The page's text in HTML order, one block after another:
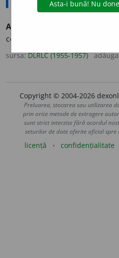
AFECTIVIT
comportare emotivă,
sursa:DLRLC (1955-1957)
Copyright © 2004-2026
Preluarea, stocarea sau utilizarea
prin orice metode de extragere
sunt strict interzise fără acordul
seturilor de date oferite oficial spre
licență confidențialitate